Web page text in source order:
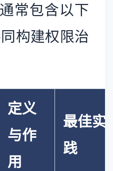
常包含以下
构建权限治
定义
与作
用
最佳实
践